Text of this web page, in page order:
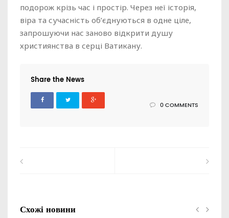
подорож крізь час і простір. Через неї історія,
віра та сучасність об’єднуються в одне ціле,
запрошуючи нас заново відкрити душу
християнства в серці Ватикану.
Share the News
0 COMMENTS
Схожі новини